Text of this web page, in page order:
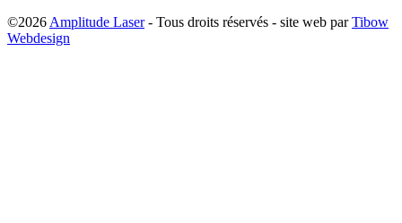
©2026 Amplitude Laser- Tous droits réservés - site web parTibow
Webdesign